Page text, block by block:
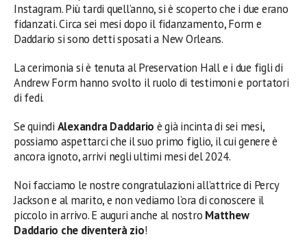
Instagram. Più tardi quell’anno, si è scoperto che i due erano
fidanzati. Circa sei mesi dopo il fidanzamento, Form e
Daddario si sono detti sposati a New Orleans.
La cerimonia si è tenuta al Preservation Hall e i due figli di
Andrew Form hanno svolto il ruolo di testimoni e portatori
di fedi.
Se quindi Alexandra Daddario è già incinta di sei mesi,
possiamo aspettarci che il suo primo figlio, il cui genere è
ancora ignoto, arrivi negli ultimi mesi del 2024.
Noi facciamo le nostre congratulazioni all’attrice di Percy
Jackson e al marito, e non vediamo l’ora di conoscere il
piccolo in arrivo. E auguri anche al nostro Matthew
Daddario che diventerà zio!